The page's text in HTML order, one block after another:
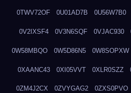
0TWV72OF 0U01AD7B 0U56W7B0
0V2IXSF4 0V3N6SQF 0VJAC930
0W58MBQO 0W5D86N5 0W8SOPXW
0XAANC43 0XI05VVT 0XLR0SZZ
0ZM4J2CX 0ZVYGAG2 0ZXS0PVO